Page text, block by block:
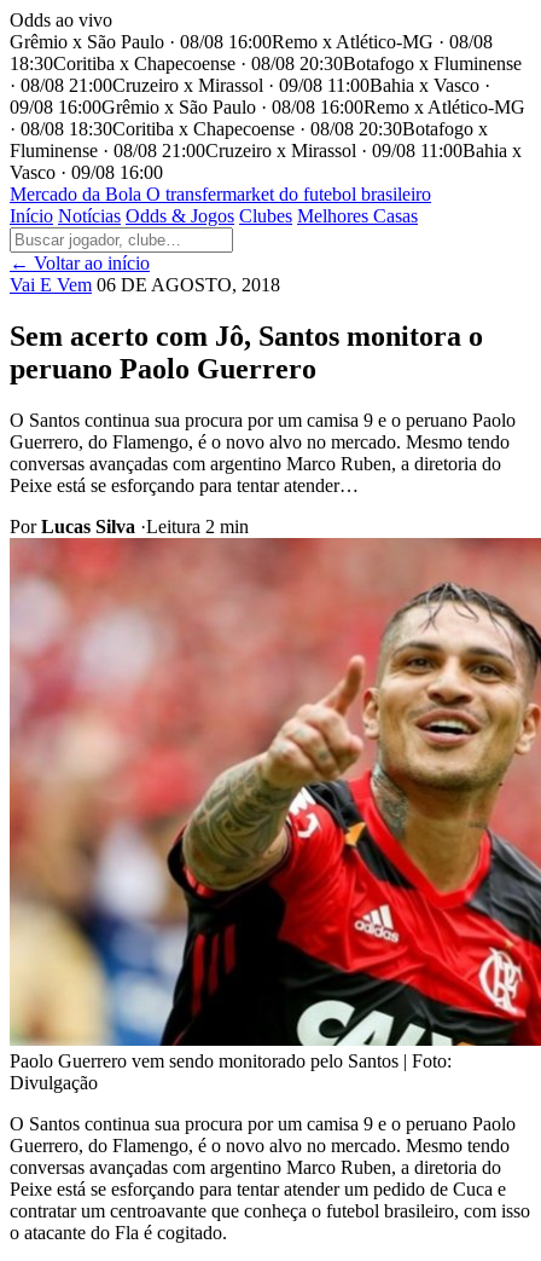
Odds ao vivo
Grêmio x São Paulo · 08/08 16:00Remo x Atlético-MG · 08/08
18:30Coritiba x Chapecoense · 08/08 20:30Botafogo x Fluminense
· 08/08 21:00Cruzeiro x Mirassol · 09/08 11:00Bahia x Vasco ·
09/08 16:00Grêmio x São Paulo · 08/08 16:00Remo x Atlético-MG
· 08/08 18:30Coritiba x Chapecoense · 08/08 20:30Botafogo x
Fluminense · 08/08 21:00Cruzeiro x Mirassol · 09/08 11:00Bahia x
Vasco · 09/08 16:00
Mercado da Bola O transfermarket do futebol brasileiro
Início Notícias Odds & Jogos Clubes Melhores Casas
← Voltar ao início
Vai E Vem 06 DE AGOSTO, 2018
Sem acerto com Jô, Santos monitora o
peruano Paolo Guerrero
O Santos continua sua procura por um camisa 9 e o peruano Paolo
Guerrero, do Flamengo, é o novo alvo no mercado. Mesmo tendo
conversas avançadas com argentino Marco Ruben, a diretoria do
Peixe está se esforçando para tentar atender…
PorLucas Silva ·Leitura 2 min
Paolo Guerrero vem sendo monitorado pelo Santos | Foto:
Divulgação
O Santos continua sua procura por um camisa 9 e o peruano Paolo
Guerrero, do Flamengo, é o novo alvo no mercado. Mesmo tendo
conversas avançadas com argentino Marco Ruben, a diretoria do
Peixe está se esforçando para tentar atender um pedido de Cuca e
contratar um centroavante que conheça o futebol brasileiro, com isso
o atacante do Fla é cogitado.